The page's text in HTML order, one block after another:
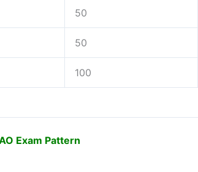
50
50
100
Exam Pattern